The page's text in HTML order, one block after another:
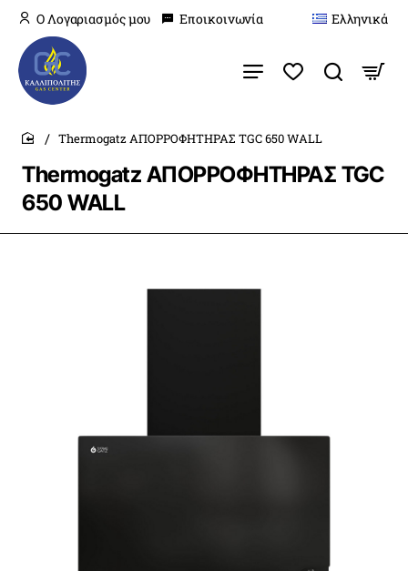
O Λογαριασμός μου Εποικοινωνία Ελληνικά
Thermogatz ΑΠΟΡΡΟΦΗΤΗΡΑΣ TGC
650 WALL
home
Thermogatz ΑΠΟΡΡΟΦΗΤΗΡΑΣ TGC 650 WALL